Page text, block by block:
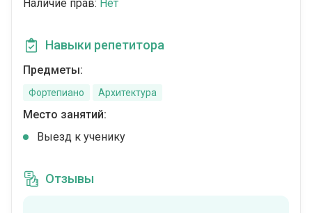
Наличие прав: Нет
Навыки репетитора
Предметы:
Фортепиано Архитектура
Место занятий:
Выезд к ученику
Отзывы